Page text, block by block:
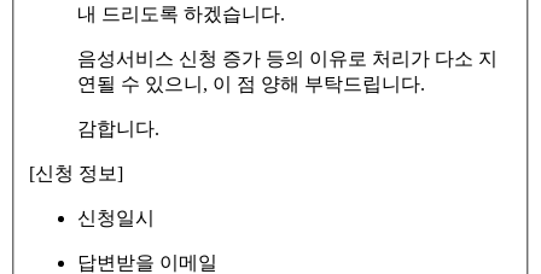
내 드리도록 하겠습니다.
음성서비스 신청 증가 등의 이유로 처리가 다소 지
연될 수 있으니, 이 점 양해 부탁드립니다.
감합니다.
[신청 정보]
신청일시
답변받을 이메일